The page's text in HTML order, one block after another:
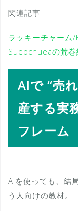
関連記事
ラッキーチャーム
Suebchueaの荒巻
AIで “売
産する実
フレーム
AIを使っても、結
う人向けの教材。